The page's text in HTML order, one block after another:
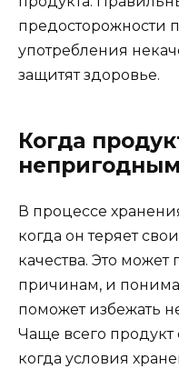
предосторожности
употребления
защитят здоровье.
Когда
непригодным
В процессе
когда он теряет
качества. Это
причинам, и
поможет избежать
Чаще всего
когда условия